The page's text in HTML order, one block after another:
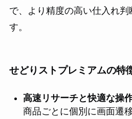
で、より精度の高い仕入れ判
す。
せどりストプレミアムの特
高速リサーチと快適な操
商品ごとに個別に画面遷